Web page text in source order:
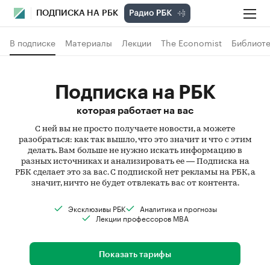
ПОДПИСКА НА РБК
В подписке Материалы Лекции The Economist
Подписка на РБК
которая работает на вас
С ней вы не просто получаете новости, а можете
разобраться: как так вышло, что это значит и что с этим
делать. Вам больше не нужно искать информацию в
разных источниках и анализировать ее — Подписка на
РБК сделает это за вас. С подпиской нет рекламы на РБК, а
значит, ничто не будет отвлекать вас от контента.
Эксклюзивы РБК
Аналитика и прогнозы
Лекции профессоров MBA
Показать тарифы